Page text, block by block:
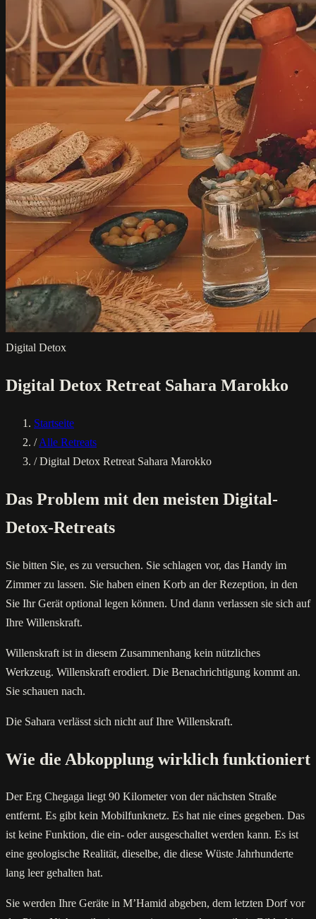
Digital Detox
Digital Detox Retreat Sahara Marokko
Startseite
/ Alle Retreats
/ Digital Detox Retreat Sahara Marokko
Das Problem mit den meisten Digital-
Detox-Retreats
Sie bitten Sie, es zu versuchen. Sie schlagen vor, das Handy im
Zimmer zu lassen. Sie haben einen Korb an der Rezeption, in den
Sie Ihr Gerät optional legen können. Und dann verlassen sie sich auf
Ihre Willenskraft.
Willenskraft ist in diesem Zusammenhang kein nützliches
Werkzeug. Willenskraft erodiert. Die Benachrichtigung kommt an.
Sie schauen nach.
Die Sahara verlässt sich nicht auf Ihre Willenskraft.
Wie die Abkopplung wirklich funktioniert
Der Erg Chegaga liegt 90 Kilometer von der nächsten Straße
entfernt. Es gibt kein Mobilfunknetz. Es hat nie eines gegeben. Das
ist keine Funktion, die ein- oder ausgeschaltet werden kann. Es ist
eine geologische Realität, dieselbe, die diese Wüste Jahrhunderte
lang leer gehalten hat.
Sie werden Ihre Geräte in M’Hamid abgeben, dem letzten Dorf vor